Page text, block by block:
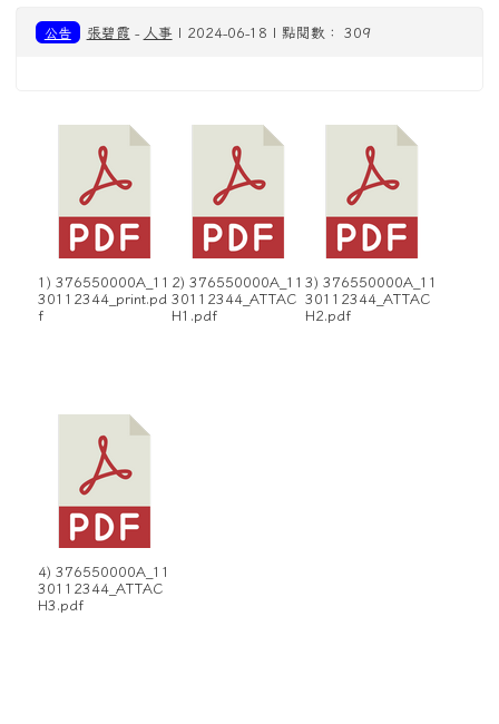
公告 張碧霞 - 人事 | 2024-06-18 | 點閱數： 309
1) 376550000A_11
30112344_print.pd
f
2) 376550000A_11
30112344_ATTAC
H1.pdf
3) 376550000A_11
30112344_ATTAC
H2.pdf
4) 376550000A_11
30112344_ATTAC
H3.pdf